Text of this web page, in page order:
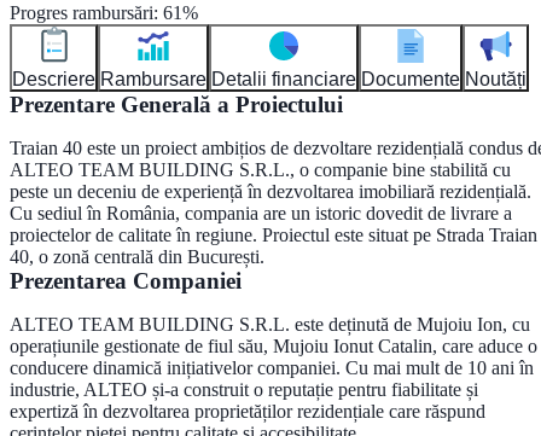
Progres rambursări: 61%
Descriere Rambursare Detalii financiare Documente Noutăți
Prezentare Generală a Proiectului
Traian 40 este un proiect ambițios de dezvoltare rezidențială condus
ALTEO TEAM BUILDING S.R.L., o companie bine stabilită cu
peste un deceniu de experiență în dezvoltarea imobiliară rezidențială.
Cu sediul în România, compania are un istoric dovedit de livrare a
proiectelor de calitate în regiune. Proiectul este situat pe Strada Traian
40, o zonă centrală din București.
Prezentarea Companiei
ALTEO TEAM BUILDING S.R.L. este deținută de Mujoiu Ion, cu
operațiunile gestionate de fiul său, Mujoiu Ionut Catalin, care aduce o
conducere dinamică inițiativelor companiei. Cu mai mult de 10 ani în
industrie, ALTEO și-a construit o reputație pentru fiabilitate și
expertiză în dezvoltarea proprietăților rezidențiale care răspund